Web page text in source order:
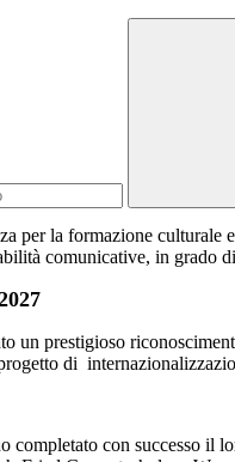
per la formazione
comunicative, in
un prestigioso
di
con successo il